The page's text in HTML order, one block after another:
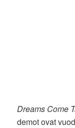
Dreams Come
demot ovat